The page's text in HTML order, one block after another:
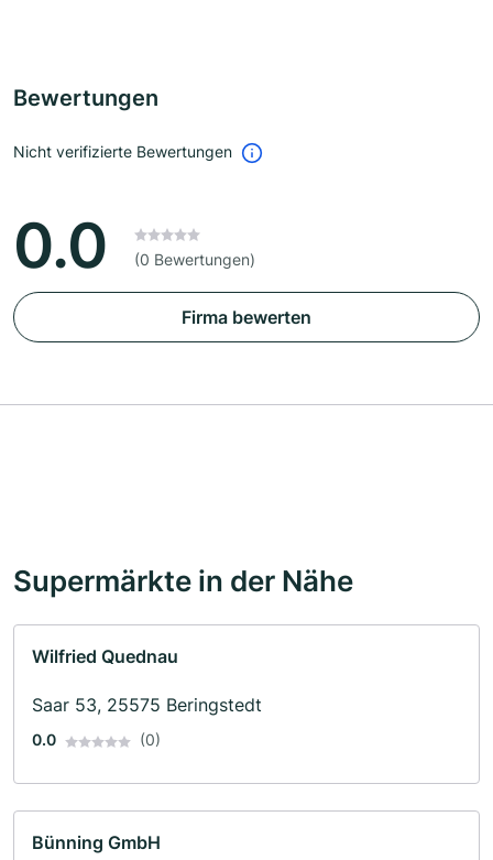
Bewertungen
Nicht verifizierte Bewertungen
0.0 (0 Bewertungen)
Firma bewerten
Supermärkte in der Nähe
Wilfried Quednau
Saar 53, 25575 Beringstedt
0.0 (0)
Bünning GmbH